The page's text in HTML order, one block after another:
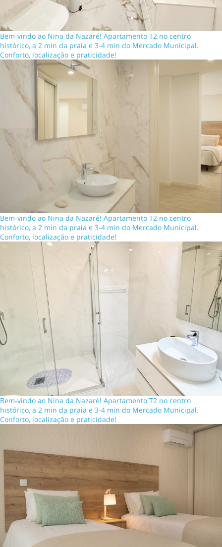
Bem-vindo ao Nina da Nazaré! Apartamento T2 no centro
histórico, a 2 min da praia e 3-4 min do Mercado Municipal.
Conforto, localização e praticidade!
Bem-vindo ao Nina da Nazaré! Apartamento T2 no centro
histórico, a 2 min da praia e 3-4 min do Mercado Municipal.
Conforto, localização e praticidade!
Bem-vindo ao Nina da Nazaré! Apartamento T2 no centro
histórico, a 2 min da praia e 3-4 min do Mercado Municipal.
Conforto, localização e praticidade!